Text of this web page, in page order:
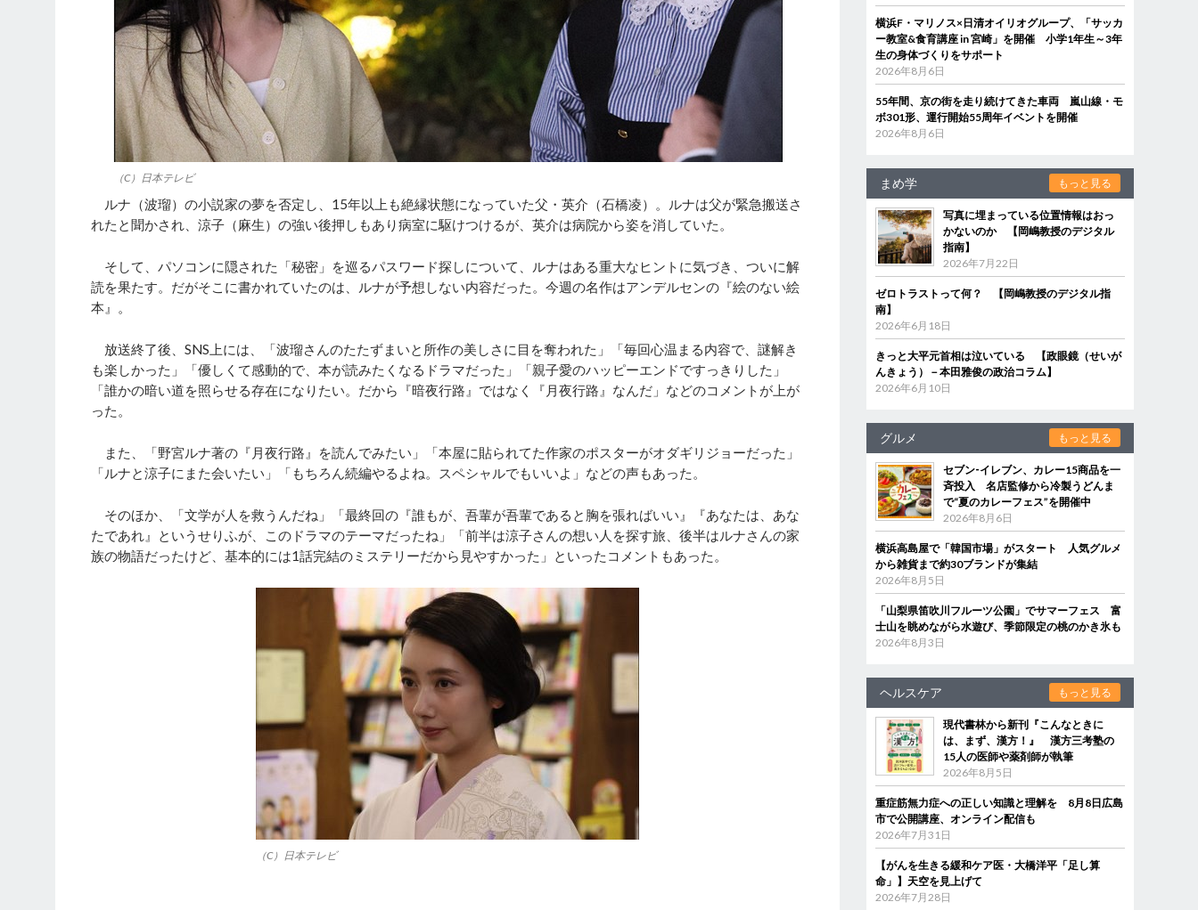
（C）日本テレビ
ルナ（波瑠）の小説家の夢を否定し、15年以上も絶縁状態になっていた父・英介（石橋凌）。ルナは父が緊急搬送さ
れたと聞かされ、涼子（麻生）の強い後押しもあり病室に駆けつけるが、英介は病院から姿を消していた。
そして、パソコンに隠された「秘密」を巡るパスワード探しについて、ルナはある重大なヒントに気づき、ついに解
読を果たす。だがそこに書かれていたのは、ルナが予想しない内容だった。今週の名作はアンデルセンの『絵のない絵
本』。
放送終了後、SNS上には、「波瑠さんのたたずまいと所作の美しさに目を奪われた」「毎回心温まる内容で、謎解き
も楽しかった」「優しくて感動的で、本が読みたくなるドラマだった」「親子愛のハッピーエンドですっきりした」
「誰かの暗い道を照らせる存在になりたい。だから『暗夜行路』ではなく『月夜行路』なんだ」などのコメントが上が
った。
また、「野宮ルナ著の『月夜行路』を読んでみたい」「本屋に貼られてた作家のポスターがオダギリジョーだった」
「ルナと涼子にまた会いたい」「もちろん続編やるよね。スペシャルでもいいよ」などの声もあった。
そのほか、「文学が人を救うんだね」「最終回の『誰もが、吾輩が吾輩であると胸を張ればいい』『あなたは、あな
たであれ』というせりふが、このドラマのテーマだったね」「前半は涼子さんの想い人を探す旅、後半はルナさんの家
族の物語だったけど、基本的には1話完結のミステリーだから見やすかった」といったコメントもあった。
（C）日本テレビ
横浜F・マリノス×日清オイリオグループ、「サッカ
ー教室&食育講座 in 宮崎」を開催 小学1年生～3年
生の身体づくりをサポート
2026年8月6日
55年間、京の街を走り続けてきた車両 嵐山線・モ
ボ301形、運行開始55周年イベントを開催
2026年8月6日
まめ学 もっと見る
写真に埋まっている位置情報はおっ
かないのか 【岡嶋教授のデジタル
指南】
2026年7月22日
ゼロトラストって何？ 【岡嶋教授のデジタル指
南】
2026年6月18日
きっと大平元首相は泣いている 【政眼鏡（せいが
んきょう）－本田雅俊の政治コラム】
2026年6月10日
グルメ もっと見る
セブン‐イレブン、カレー15商品を一
斉投入 名店監修から冷製うどんま
で“夏のカレーフェス”を開催中
2026年8月6日
横浜高島屋で「韓国市場」がスタート 人気グルメ
から雑貨まで約30ブランドが集結
2026年8月5日
「山梨県笛吹川フルーツ公園」でサマーフェス 富
士山を眺めながら水遊び、季節限定の桃のかき氷も
2026年8月3日
ヘルスケア もっと見る
現代書林から新刊『こんなときに
は、まず、漢方！』 漢方三考塾の
15人の医師や薬剤師が執筆
2026年8月5日
重症筋無力症への正しい知識と理解を 8月8日広島
市で公開講座、オンライン配信も
2026年7月31日
【がんを生きる緩和ケア医・大橋洋平「足し算
命」】天空を見上げて
2026年7月28日